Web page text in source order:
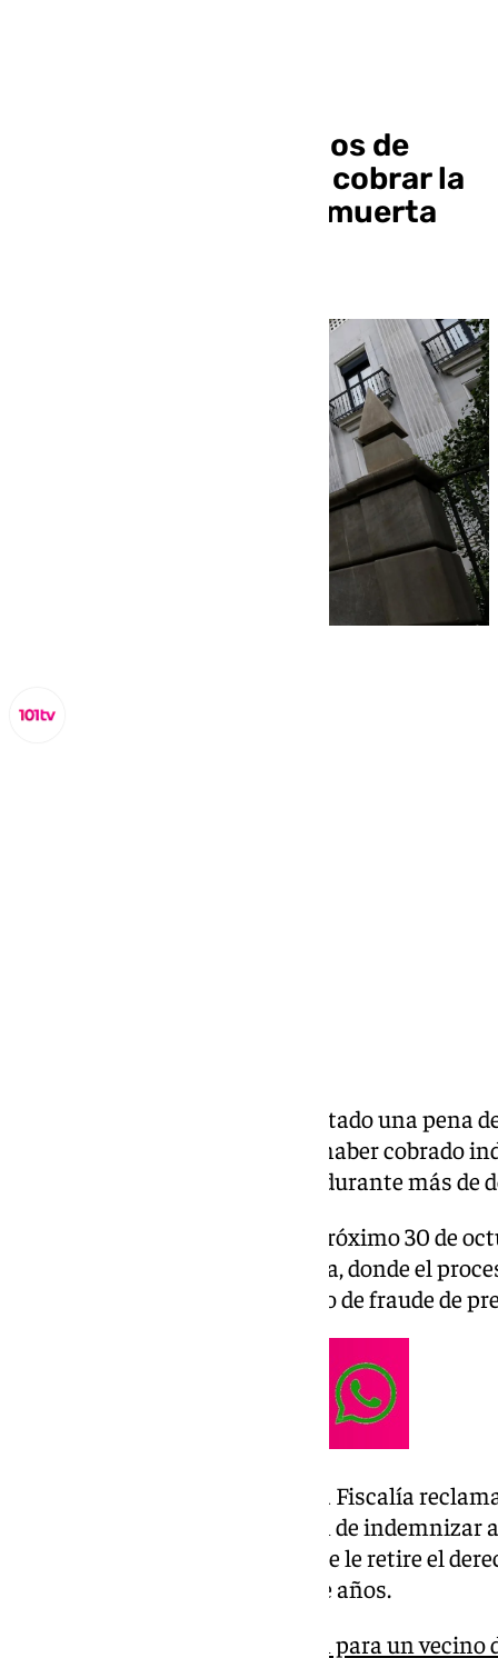
Fiscalía pide cinco años de
prisión al acusado de cobrar la
pensión de su madre muerta
La Fiscalía de Granada ha solicitado una pena
hombre de 59 años acusado de haber cobrado
viudedad de su madre fallecida durante más de
El juicio está señalado para el próximo 30 de
Audiencia Provincial de Granada, donde el
acusación por delito continuado de fraude de
Además de la pena de prisión, la Fiscalía
de 350.000 euros y la obligación de indemnizar
euros. También se solicita que se le retire el
beneficios fiscales durante siete años.
Piden cinco años de prisión para un